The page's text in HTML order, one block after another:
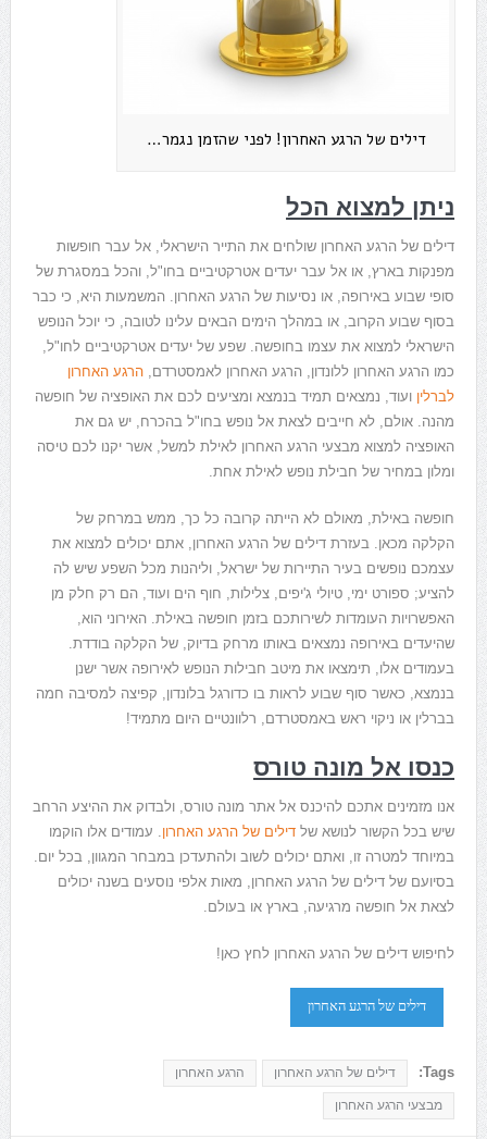
דילים של הרגע האחרון! לפני שהזמן נגמר…
ניתן למצוא הכל
דילים של הרגע האחרון שולחים את התייר הישראלי, אל עבר חופשות
מפנקות בארץ, או אל עבר יעדים אטרקטיביים בחו"ל, והכל במסגרת של
סופי שבוע באירופה, או נסיעות של הרגע האחרון. המשמעות היא, כי כבר
בסוף שבוע הקרוב, או במהלך הימים הבאים עלינו לטובה, כי יוכל הנופש
הישראלי למצוא את עצמו בחופשה. שפע של יעדים אטרקטיביים לחו"ל,
כמו הרגע האחרון ללונדון, הרגע האחרון לאמסטרדם, הרגע האחרון
לברלין ועוד, נמצאים תמיד בנמצא ומציעים לכם את האופציה של חופשה
מהנה. אולם, לא חייבים לצאת אל נופש בחו"ל בהכרח, יש גם את
האופציה למצוא מבצעי הרגע האחרון לאילת למשל, אשר יקנו לכם טיסה
ומלון במחיר של חבילת נופש לאילת אחת.
חופשה באילת, מאולם לא הייתה קרובה כל כך, ממש במרחק של
הקלקה מכאן. בעזרת דילים של הרגע האחרון, אתם יכולים למצוא את
עצמכם נופשים בעיר התיירות של ישראל, וליהנות מכל השפע שיש לה
להציע; ספורט ימי, טיולי ג'יפים, צלילות, חוף הים ועוד, הם רק חלק מן
האפשרויות העומדות לשירותכם בזמן חופשה באילת. האירוני הוא,
שהיעדים באירופה נמצאים באותו מרחק בדיוק, של הקלקה בודדת.
בעמודים אלו, תימצאו את מיטב חבילות הנופש לאירופה אשר ישנן
בנמצא, כאשר סוף שבוע לראות בו כדורגל בלונדון, קפיצה למסיבה חמה
בברלין או ניקוי ראש באמסטרדם, רלוונטיים היום מתמיד!
כנסו אל מונה טורס
אנו מזמינים אתכם להיכנס אל אתר מונה טורס, ולבדוק את ההיצע הרחב
שיש בכל הקשור לנושא של דילים של הרגע האחרון. עמודים אלו הוקמו
במיוחד למטרה זו, ואתם יכולים לשוב ולהתעדכן במבחר המגוון, בכל יום.
בסיועם של דילים של הרגע האחרון, מאות אלפי נוסעים בשנה יכולים
לצאת אל חופשה מרגיעה, בארץ או בעולם.
לחיפוש דילים של הרגע האחרון לחץ כאן!
דילים של הרגע האחרון
Tags: דילים של הרגע האחרון הרגע האחרון
מבצעי הרגע האחרון